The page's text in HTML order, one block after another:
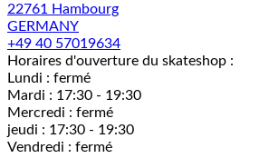
22761 Hambourg
GERMANY
+49 40 57019634
Horaires d'ouverture du skateshop :
Lundi : fermé
Mardi : 17:30 - 19:30
Mercredi : fermé
jeudi : 17:30 - 19:30
Vendredi : fermé